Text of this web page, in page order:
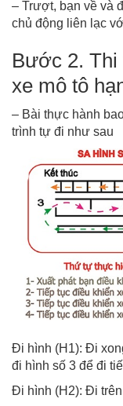
– Trượt, bạn về và
chủ động liên lạc
Bước 2. Thi
xe mô tô
– Bài thực hành
trình tự đi như sau
Đi hình (H1): Đi
đi hình số 3 để đi
Đi hình (H2): Đi